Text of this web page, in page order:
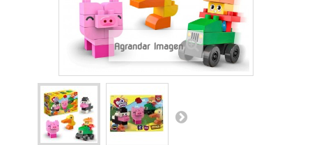
Agrandar Imagen